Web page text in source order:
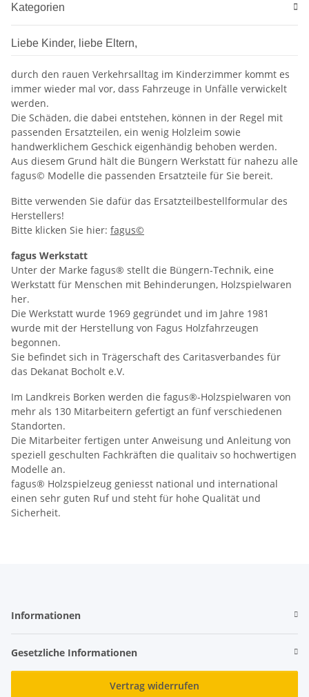
Kategorien
Liebe Kinder, liebe Eltern,
durch den rauen Verkehrsalltag im Kinderzimmer kommt es
immer wieder mal vor, dass Fahrzeuge in Unfälle verwickelt
werden.
Die Schäden, die dabei entstehen, können in der Regel mit
passenden Ersatzteilen, ein wenig Holzleim sowie
handwerklichem Geschick eigenhändig behoben werden.
Aus diesem Grund hält die Büngern Werkstatt für nahezu alle
fagus© Modelle die passenden Ersatzteile für Sie bereit.
Bitte verwenden Sie dafür das Ersatzteilbestellformular des
Herstellers!
Bitte klicken Sie hier: fagus©
fagus Werkstatt
Unter der Marke fagus® stellt die Büngern-Technik, eine
Werkstatt für Menschen mit Behinderungen, Holzspielwaren
her.
Die Werkstatt wurde 1969 gegründet und im Jahre 1981
wurde mit der Herstellung von Fagus Holzfahrzeugen
begonnen.
Sie befindet sich in Trägerschaft des Caritasverbandes für
das Dekanat Bocholt e.V.
Im Landkreis Borken werden die fagus®-Holzspielwaren von
mehr als 130 Mitarbeitern gefertigt an fünf verschiedenen
Standorten.
Die Mitarbeiter fertigen unter Anweisung und Anleitung von
speziell geschulten Fachkräften die qualitaiv so hochwertigen
Modelle an.
fagus® Holzspielzeug geniesst national und international
einen sehr guten Ruf und steht für hohe Qualität und
Sicherheit.
Informationen
Gesetzliche Informationen
Vertrag widerrufen